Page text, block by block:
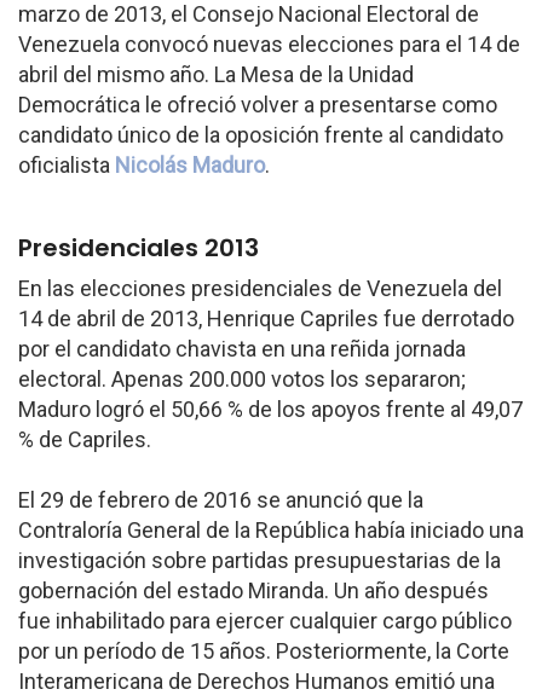
marzo de 2013, el Consejo Nacional Electoral de
Venezuela convocó nuevas elecciones para el 14 de
abril del mismo año. La Mesa de la Unidad
Democrática le ofreció volver a presentarse como
candidato único de la oposición frente al candidato
oficialista Nicolás Maduro.
Presidenciales 2013
En las elecciones presidenciales de Venezuela del
14 de abril de 2013, Henrique Capriles fue derrotado
por el candidato chavista en una reñida jornada
electoral. Apenas 200.000 votos los separaron;
Maduro logró el 50,66 % de los apoyos frente al 49,07
% de Capriles.
El 29 de febrero de 2016 se anunció que la
Contraloría General de la República había iniciado una
investigación sobre partidas presupuestarias de la
gobernación del estado Miranda. Un año después
fue inhabilitado para ejercer cualquier cargo público
por un período de 15 años. Posteriormente, la Corte
Interamericana de Derechos Humanos emitió una